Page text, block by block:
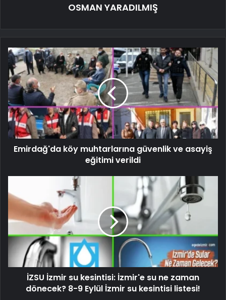
OSMAN YARADILMIŞ
Emirdağ'da köy muhtarlarına güvenlik ve asayiş
eğitimi verildi
İZSU İzmir su kesintisi: İzmir'e su ne zaman
dönecek? 8-9 Eylül İzmir su kesintisi listesi!